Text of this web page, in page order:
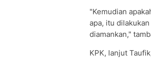
"Kemudian
apa, itu
diamankan,"
KPK, lanjut